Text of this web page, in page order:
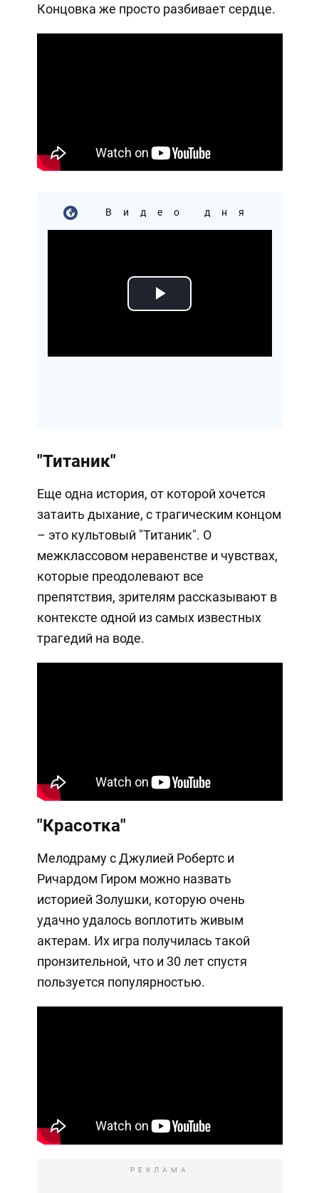
Концовка же просто разбивает сердце.
Видео дня
Play
"Титаник"
Еще одна история, от которой хочется
затаить дыхание, с трагическим концом
– это культовый "Титаник". О
межклассовом неравенстве и чувствах,
которые преодолевают все
препятствия, зрителям рассказывают в
контексте одной из самых известных
трагедий на воде.
"Красотка"
Мелодраму с Джулией Робертс и
Ричардом Гиром можно назвать
историей Золушки, которую очень
удачно удалось воплотить живым
актерам. Их игра получилась такой
пронзительной, что и 30 лет спустя
пользуется популярностью.
РЕКЛАМА